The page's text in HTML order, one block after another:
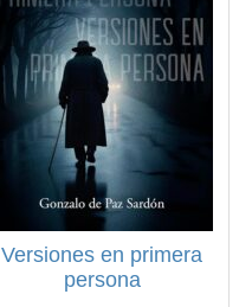
Versiones en primera
persona